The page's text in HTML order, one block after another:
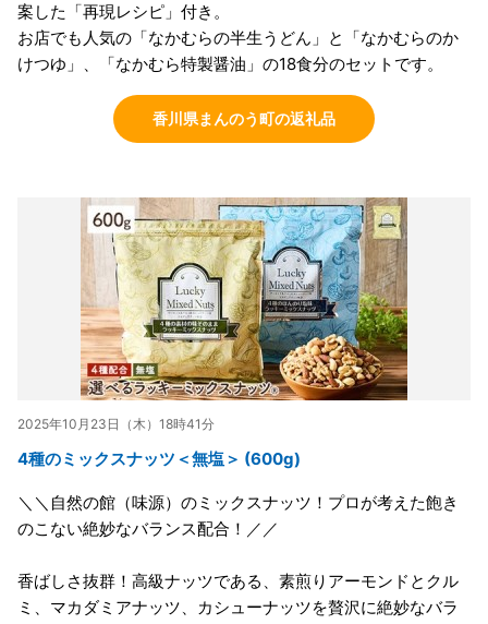
案した「再現レシピ」付き。
お店でも人気の「なかむらの半生うどん」と「なかむらのか
けつゆ」、「なかむら特製醤油」の18食分のセットです。
香川県まんのう町の返礼品
2025年10月23日（木）18時41分
4種のミックスナッツ＜無塩＞ (600g)
＼＼自然の館（味源）のミックスナッツ！プロが考えた飽き
のこない絶妙なバランス配合！／／
香ばしさ抜群！高級ナッツである、素煎りアーモンドとクル
ミ、マカダミアナッツ、カシューナッツを贅沢に絶妙なバラ